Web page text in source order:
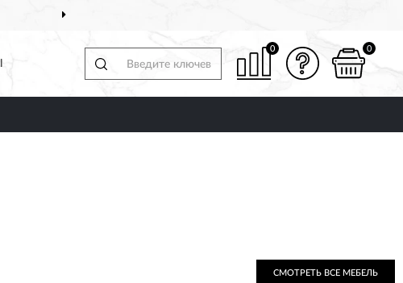
0 0
СМОТРЕТЬ ВСЕ МЕБЕЛЬ